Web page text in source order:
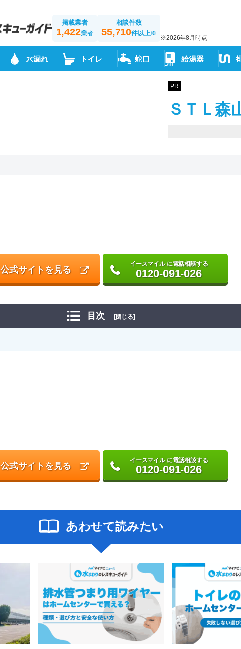
掲載業者
1,422業者
相談件数
55,710件以上※
※2026年8月時点
水漏れ トイレ 蛇口 給湯器
PR
ＳＴＬ森
公式サイトを見る
イースマイル に電話相談する
0120-091-026
目次 [閉じる]
公式サイトを見る
イースマイル に電話相談する
0120-091-026
あわせて読みたい